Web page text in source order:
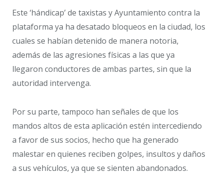
Este ‘hándicap’ de taxistas y Ayuntamiento contra la
plataforma ya ha desatado bloqueos en la ciudad, los
cuales se habían detenido de manera notoria,
además de las agresiones físicas a las que ya
llegaron conductores de ambas partes, sin que la
autoridad intervenga.
Por su parte, tampoco han señales de que los
mandos altos de esta aplicación estén intercediendo
a favor de sus socios, hecho que ha generado
malestar en quienes reciben golpes, insultos y daños
a sus vehículos, ya que se sienten abandonados.